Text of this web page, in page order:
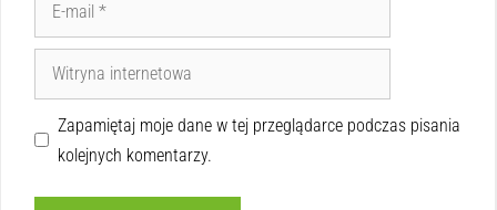
Zapamiętaj moje dane w tej przeglądarce podczas pisania
kolejnych komentarzy.